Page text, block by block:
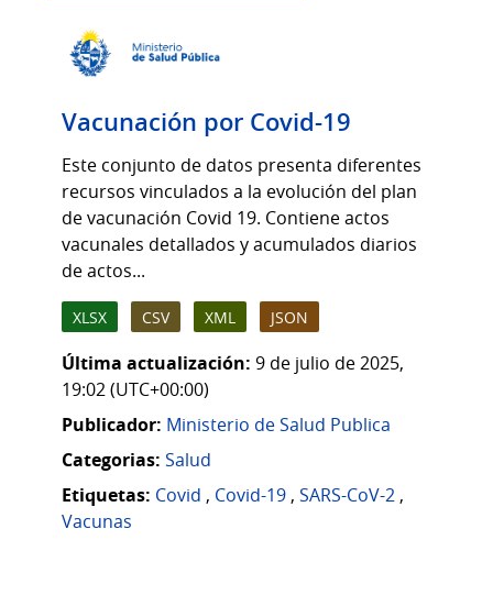
Vacunación por Covid-19
Este conjunto de datos presenta diferentes
recursos vinculados a la evolución del plan
de vacunación Covid 19. Contiene actos
vacunales detallados y acumulados diarios
de actos...
XLSX CSV XML JSON
Última actualización: 9 de julio de 2025,
19:02 (UTC+00:00)
Publicador: Ministerio de Salud Publica
Categorias: Salud
Etiquetas: Covid , Covid-19 , SARS-CoV-2 ,
Vacunas